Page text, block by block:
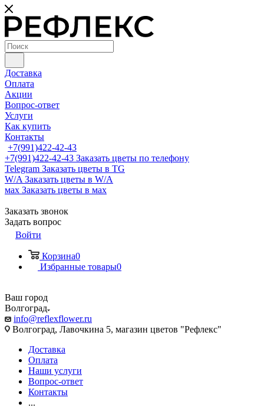
Доставка
Оплата
Акции
Вопрос-ответ
Услуги
Как купить
Контакты
+7(991)422-42-43
+7(991)422-42-43 Заказать цветы по телефону
Telegram Заказать цветы в TG
W/A Заказать цветы в W/A
мах Заказать цветы в мах
Заказать звонок
Задать вопрос
Войти
Корзина0
Избранные товары0
Ваш город
Волгоград
info@reflexflower.ru
Волгоград, Лавочкина 5, магазин цветов "Рефлекс"
Доставка
Оплата
Наши услуги
Вопрос-ответ
Контакты
...